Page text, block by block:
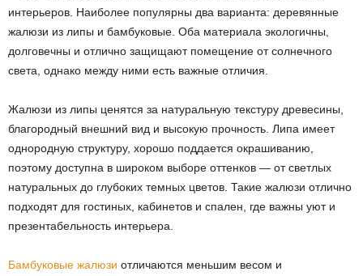
интерьеров. Наиболее популярны два варианта: деревянные
жалюзи из липы и бамбуковые. Оба материала экологичны,
долговечны и отлично защищают помещение от солнечного
света, однако между ними есть важные отличия.
Жалюзи из липы ценятся за натуральную текстуру древесины,
благородный внешний вид и высокую прочность. Липа имеет
однородную структуру, хорошо поддается окрашиванию,
поэтому доступна в широком выборе оттенков — от светлых
натуральных до глубоких темных цветов. Такие жалюзи отлично
подходят для гостиных, кабинетов и спален, где важны уют и
презентабельность интерьера.
Бамбуковые жалюзи отличаются меньшим весом и